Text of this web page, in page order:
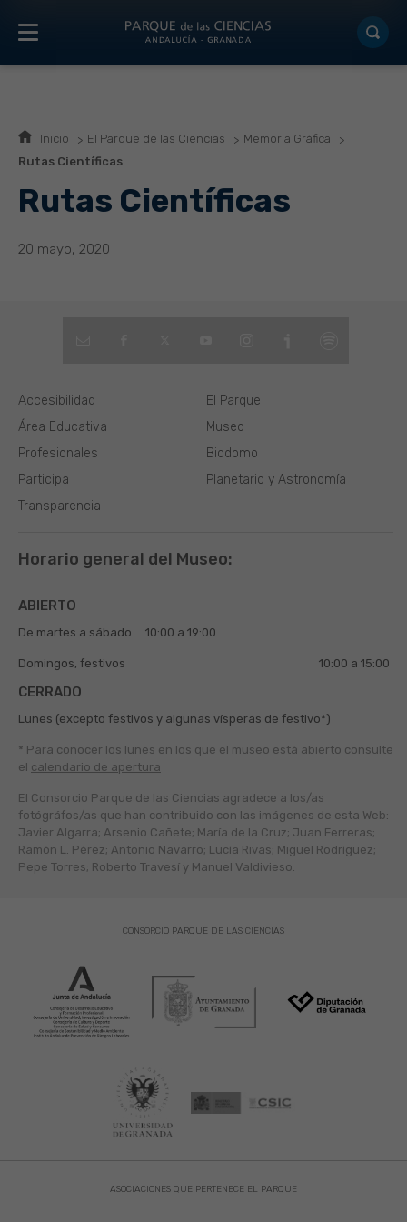
Inicio El Parque de las Ciencias
Memoria Gráfica
Rutas Científicas
Rutas Científicas
20 mayo, 2020
El Parque
Museo
Biodomo
Planetario y Astronomía
Área Educativa
Profesionales
Participa
Transparencia
Accesibilidad
Horario general del Museo:
ABIERTO
De martes a sábado 10:00 a 19:00
Domingos, festivos 10:00 a 15:00
CERRADO
Lunes (excepto festivos y algunas vísperas de festivo*)
* Para conocer los lunes en los que el museo está abierto consulte
el calendario de apertura
El Consorcio Parque de las Ciencias agradece a los/as
fotógráfos/as que han contribuido con las imágenes de esta Web:
Javier Algarra; Arsenio Cañete; María de la Cruz; Juan Ferreras;
Ramón L. Pérez; Antonio Navarro; Lucía Rivas; Miguel Rodríguez;
Pepe Torres; Roberto Travesí y Manuel Valdivieso.
ASOCIACIONES QUE PERTENECE EL PARQUE
CONSORCIO PARQUE DE LAS CIENCIAS